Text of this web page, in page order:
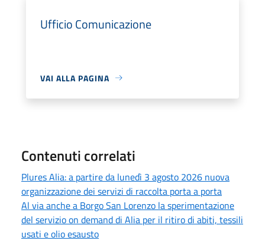
Ufficio Comunicazione
VAI ALLA PAGINA
Contenuti correlati
Plures Alia: a partire da lunedì 3 agosto 2026 nuova
organizzazione dei servizi di raccolta porta a porta
Al via anche a Borgo San Lorenzo la sperimentazione
del servizio on demand di Alia per il ritiro di abiti, tessili
usati e olio esausto